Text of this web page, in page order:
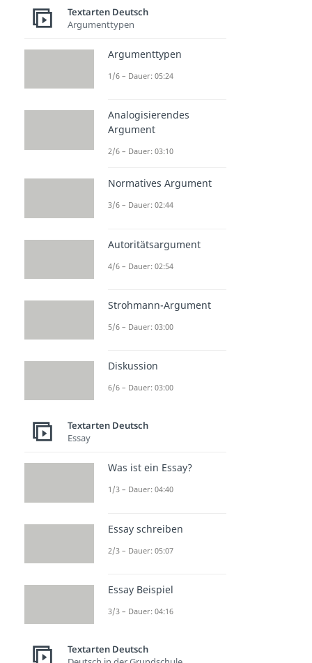
Textarten Deutsch
Argumenttypen
Argumenttypen
1/6 – Dauer: 05:24
Analogisierendes
Argument
2/6 – Dauer: 03:10
Normatives Argument
3/6 – Dauer: 02:44
Autoritätsargument
4/6 – Dauer: 02:54
Strohmann-Argument
5/6 – Dauer: 03:00
Diskussion
6/6 – Dauer: 03:00
Textarten Deutsch
Essay
Was ist ein Essay?
1/3 – Dauer: 04:40
Essay schreiben
2/3 – Dauer: 05:07
Essay Beispiel
3/3 – Dauer: 04:16
Textarten Deutsch